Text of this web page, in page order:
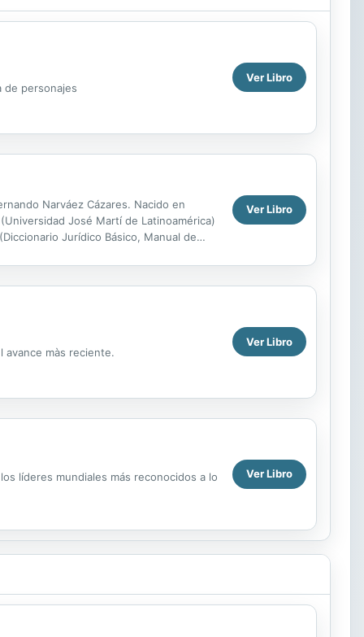
de personajes
Ver Libro
Narváez Cázares. Nacido en
José Martí de Latinoamérica)
Jurídico Básico, Manual de
Ver Libro
avance màs reciente.
Ver Libro
líderes mundiales más reconocidos a lo Ver Libro